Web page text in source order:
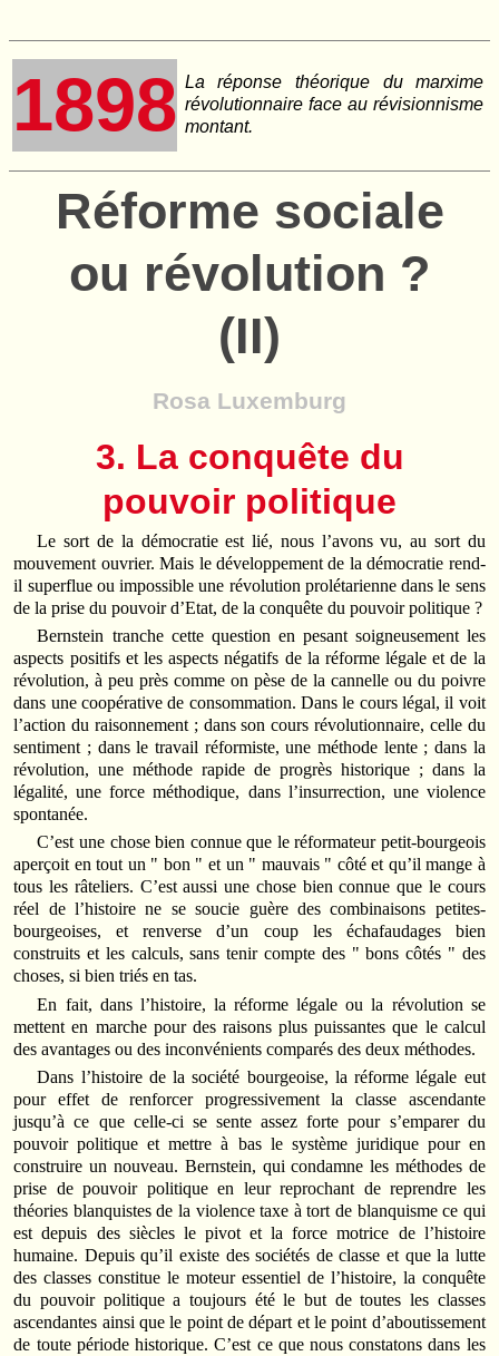
1898 La réponse théorique du marxime
révolutionnaire face au révisionnisme
montant.
Réforme sociale
ou révolution ?
(II)
Rosa Luxemburg
3. La conquête du
pouvoir politique
Le sort de la démocratie est lié, nous l’avons vu, au sort du
mouvement ouvrier. Mais le développement de la démocratie rend-
il superflue ou impossible une révolution prolétarienne dans le sens
de la prise du pouvoir d’Etat, de la conquête du pouvoir politique ?
Bernstein tranche cette question en pesant soigneusement les
aspects positifs et les aspects négatifs de la réforme légale et de la
révolution, à peu près comme on pèse de la cannelle ou du poivre
dans une coopérative de consommation. Dans le cours légal, il voit
l’action du raisonnement ; dans son cours révolutionnaire, celle du
sentiment ; dans le travail réformiste, une méthode lente ; dans la
révolution, une méthode rapide de progrès historique ; dans la
légalité, une force méthodique, dans l’insurrection, une violence
spontanée.
C’est une chose bien connue que le réformateur petit-bourgeois
aperçoit en tout un " bon " et un " mauvais " côté et qu’il mange à
tous les râteliers. C’est aussi une chose bien connue que le cours
réel de l’histoire ne se soucie guère des combinaisons petites-
bourgeoises, et renverse d’un coup les échafaudages bien
construits et les calculs, sans tenir compte des " bons côtés " des
choses, si bien triés en tas.
En fait, dans l’histoire, la réforme légale ou la révolution se
mettent en marche pour des raisons plus puissantes que le calcul
des avantages ou des inconvénients comparés des deux méthodes.
Dans l’histoire de la société bourgeoise, la réforme légale eut
pour effet de renforcer progressivement la classe ascendante
jusqu’à ce que celle-ci se sente assez forte pour s’emparer du
pouvoir politique et mettre à bas le système juridique pour en
construire un nouveau. Bernstein, qui condamne les méthodes de
prise de pouvoir politique en leur reprochant de reprendre les
théories blanquistes de la violence taxe à tort de blanquisme ce qui
est depuis des siècles le pivot et la force motrice de l’histoire
humaine. Depuis qu’il existe des sociétés de classe et que la lutte
des classes constitue le moteur essentiel de l’histoire, la conquête
du pouvoir politique a toujours été le but de toutes les classes
ascendantes ainsi que le point de départ et le point d’aboutissement
de toute période historique. C’est ce que nous constatons dans les